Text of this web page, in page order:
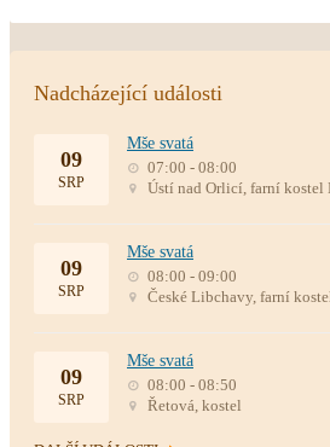
Nadcházející události
09
SRP
Mše svatá
07:00 - 08:00
Ústí nad Orlicí, farní kostel
09
SRP
Mše svatá
08:00 - 09:00
České Libchavy, farní
09
SRP
Mše svatá
08:00 - 08:50
Řetová, kostel